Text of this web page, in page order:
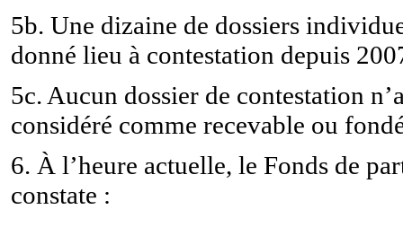
5b. Une dizaine de dossiers
donné lieu à contestation depuis
5c. Aucun dossier de contestation
considéré comme recevable ou
6. À l’heure actuelle, le Fonds de
constate :